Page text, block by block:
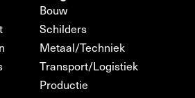
Bouw
Schilders
Metaal/Techniek
Transport/Logistiek
Productie